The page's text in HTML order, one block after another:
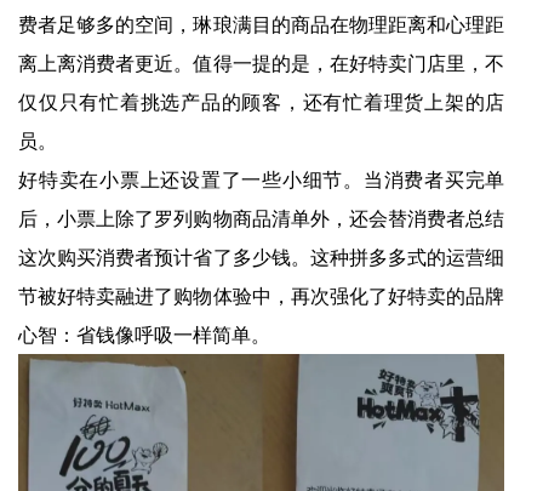
费者足够多的空间，琳琅满目的商品在物理距离和心理距
离上离消费者更近。值得一提的是，在好特卖门店里，不
仅仅只有忙着挑选产品的顾客，还有忙着理货上架的店
员。
好特卖在小票上还设置了一些小细节。当消费者买完单
后，小票上除了罗列购物商品清单外，还会替消费者总结
这次购买消费者预计省了多少钱。这种拼多多式的运营细
节被好特卖融进了购物体验中，再次强化了好特卖的品牌
心智：省钱像呼吸一样简单。